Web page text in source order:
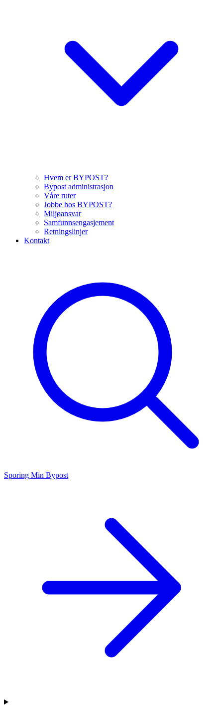
Hvem er BYPOST?
Bypost administrasjon
Våre ruter
Jobbe hos BYPOST?
Miljøansvar
Samfunnsengasjement
Retningslinjer
Kontakt
Sporing Min Bypost